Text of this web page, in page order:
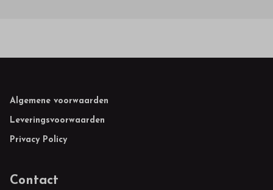
Footer
Algemene voorwaarden
Leveringsvoorwaarden
Privacy Policy
Contact